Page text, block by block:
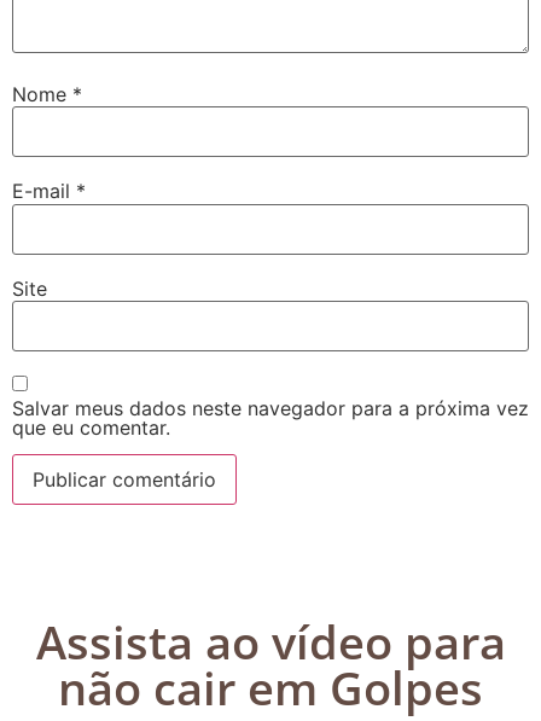
Nome *
E-mail *
Site
Salvar meus dados neste navegador para a próxima vez
que eu comentar.
Assista ao vídeo para
não cair em Golpes